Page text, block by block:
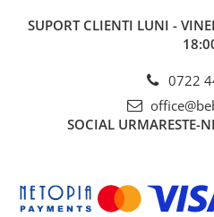
SUPORT CLIENTI LUNI -
0722
SOCIAL URMARESTE-